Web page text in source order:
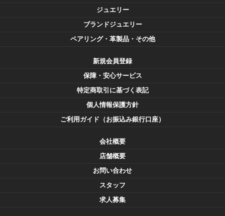
ジュエリー
ブランドジュエリー
ペアリング・革製品・その他
新規会員登録
保障・安心サービス
特定商取引に基づく表記
個人情報保護方針
ご利用ガイド（お振込み銀行口座）
会社概要
店舗概要
お問い合わせ
スタッフ
求人募集